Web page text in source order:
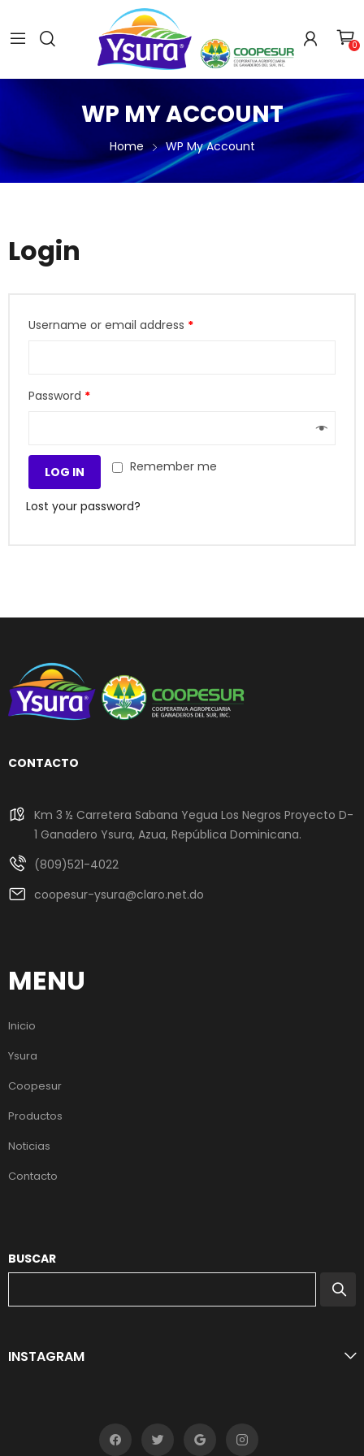
0
WP MY ACCOUNT
Home WP My Account
Login
Username or email address *
Password *
Remember me
LOG IN
Lost your password?
CONTACTO
Km 3 ½ Carretera Sabana Yegua Los Negros Proyecto D-
1 Ganadero Ysura, Azua, República Dominicana.
(809)521-4022
coopesur-ysura@claro.net.do
MENU
Inicio
Ysura
Coopesur
Productos
Noticias
Contacto
BUSCAR
INSTAGRAM